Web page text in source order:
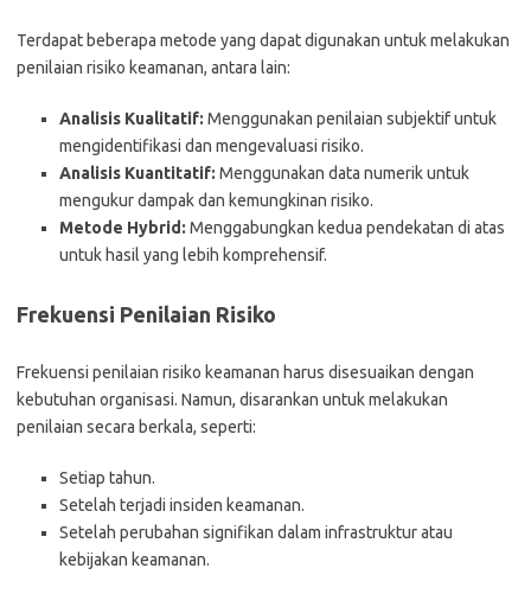
Terdapat beberapa metode yang dapat digunakan untuk melakukan
penilaian risiko keamanan, antara lain:
Analisis Kualitatif: Menggunakan penilaian subjektif untuk
mengidentifikasi dan mengevaluasi risiko.
Analisis Kuantitatif: Menggunakan data numerik untuk
mengukur dampak dan kemungkinan risiko.
Metode Hybrid: Menggabungkan kedua pendekatan di atas
untuk hasil yang lebih komprehensif.
Frekuensi Penilaian Risiko
Frekuensi penilaian risiko keamanan harus disesuaikan dengan
kebutuhan organisasi. Namun, disarankan untuk melakukan
penilaian secara berkala, seperti:
Setiap tahun.
Setelah terjadi insiden keamanan.
Setelah perubahan signifikan dalam infrastruktur atau
kebijakan keamanan.